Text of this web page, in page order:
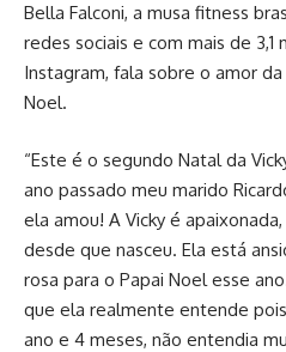
Bella Falconi, a musa fitness
redes sociais e com mais de
Instagram, fala sobre o amor
Noel.
“Este é o segundo Natal da
ano passado meu marido
ela amou! A Vicky é
desde que nasceu. Ela está
rosa para o Papai Noel esse
que ela realmente entende
ano e 4 meses, não entendia